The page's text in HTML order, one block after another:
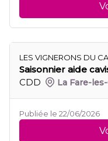
LES VIGNERONS DU
Saisonnier aide
CDD
La Fare-
Publiée le 22/06/2026